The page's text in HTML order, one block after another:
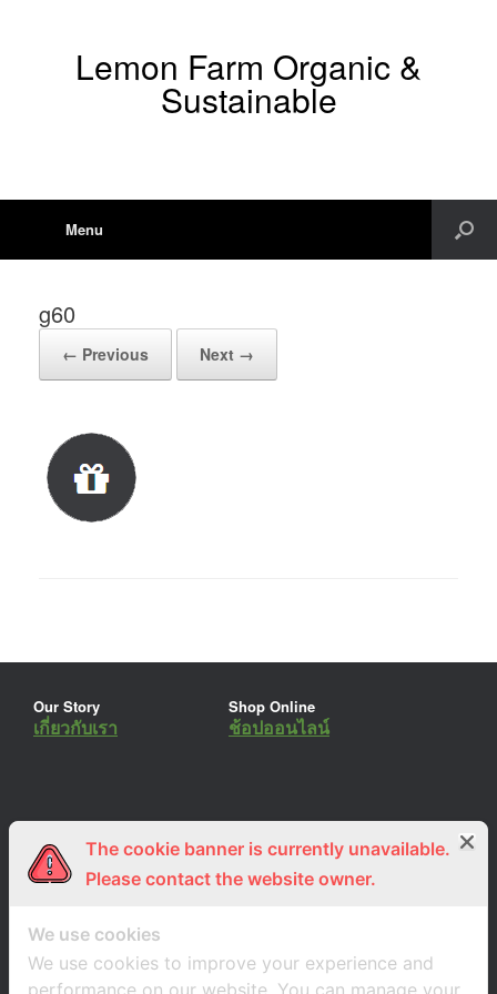
Lemon Farm Organic &
Sustainable
Menu
g60
← Previous Next →
Our Story
เกี่ยวกับเรา
Shop Online
ช้อปออนไลน์
ร่วมงานกับเรา
สมัครงาน
Lemon Farm Cafe
ร้านอาหารอินทรีย์
The cookie banner is currently unavailable.
Please contact the website owner.
We use cookies
We use cookies to improve your experience and
performance on our website. You can manage your